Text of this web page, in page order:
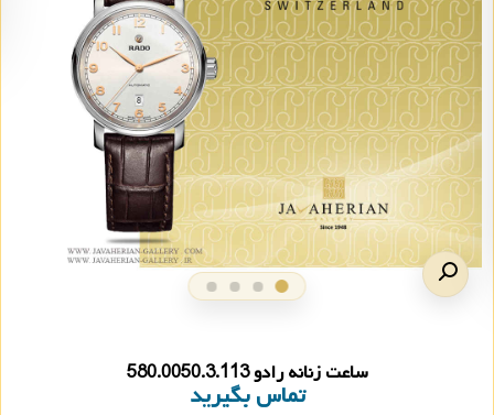
ساعت زنانه رادو 580.0050.3.113
تماس بگیرید